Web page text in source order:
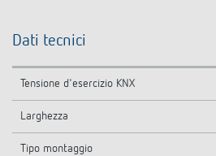
Dati tecnici
Tensione d'esercizio KNX
Larghezza
Tipo montaggio